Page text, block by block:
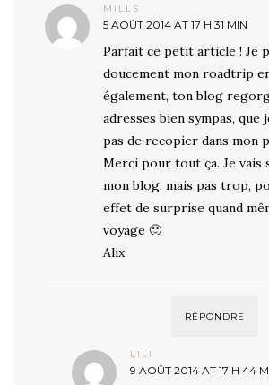
MILLS
5 AOÛT 2014 AT 17 H 31 MIN
Parfait ce petit article ! Je
doucement mon roadtrip
également, ton blog
adresses bien sympas, que
pas de recopier dans mon
Merci pour tout ça. Je vais
mon blog, mais pas trop,
effet de surprise quand
voyage 🙂
Alix
RÉPONDRE
LILI
9 AOÛT 2014 AT 17 H 44